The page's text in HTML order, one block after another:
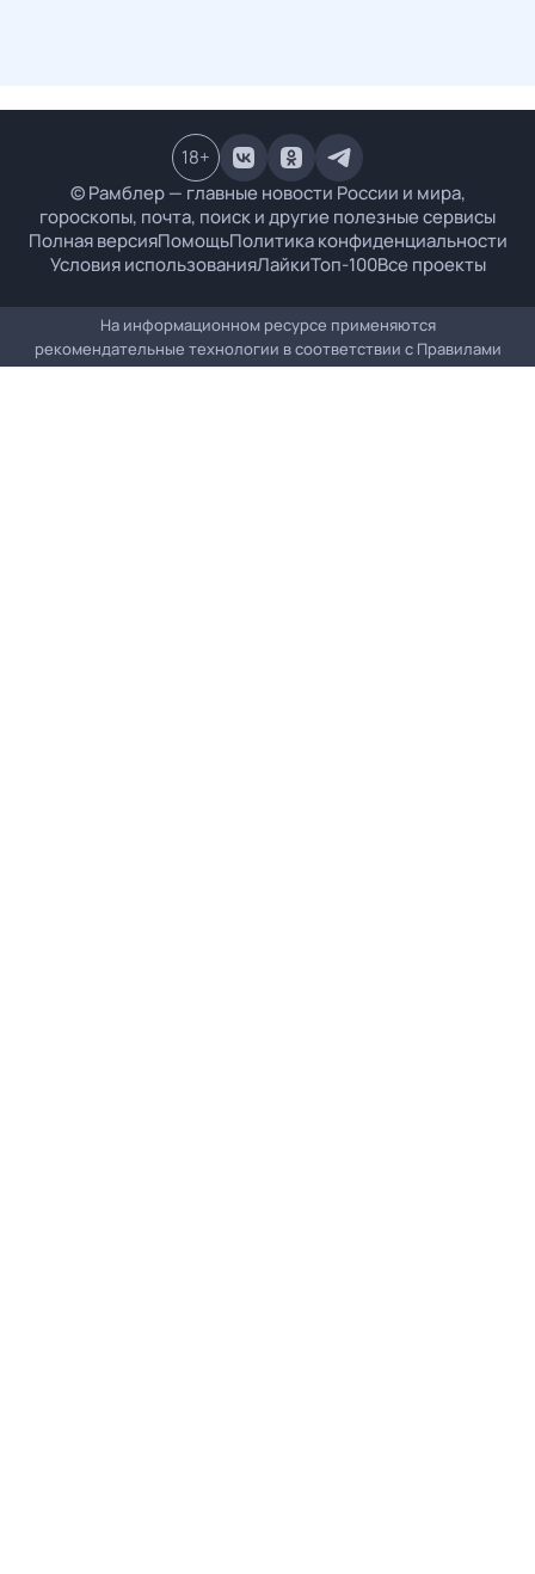
© Рамблер — главные новости России и мира,
гороскопы, почта, поиск и другие полезные сервисы
Полная версияПомощьПолитика конфиденциальности
Условия использованияЛайкиТоп-100Все проекты
18+
На информационном ресурсе применяются
рекомендательные технологии в соответствии с Правилами